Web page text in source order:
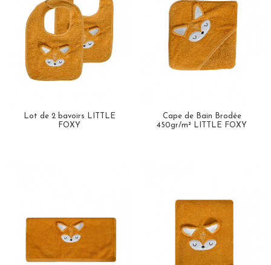
Lot de 2 bavoirs LITTLE
FOXY
Cape de Bain Brodée
450gr/m² LITTLE FOXY